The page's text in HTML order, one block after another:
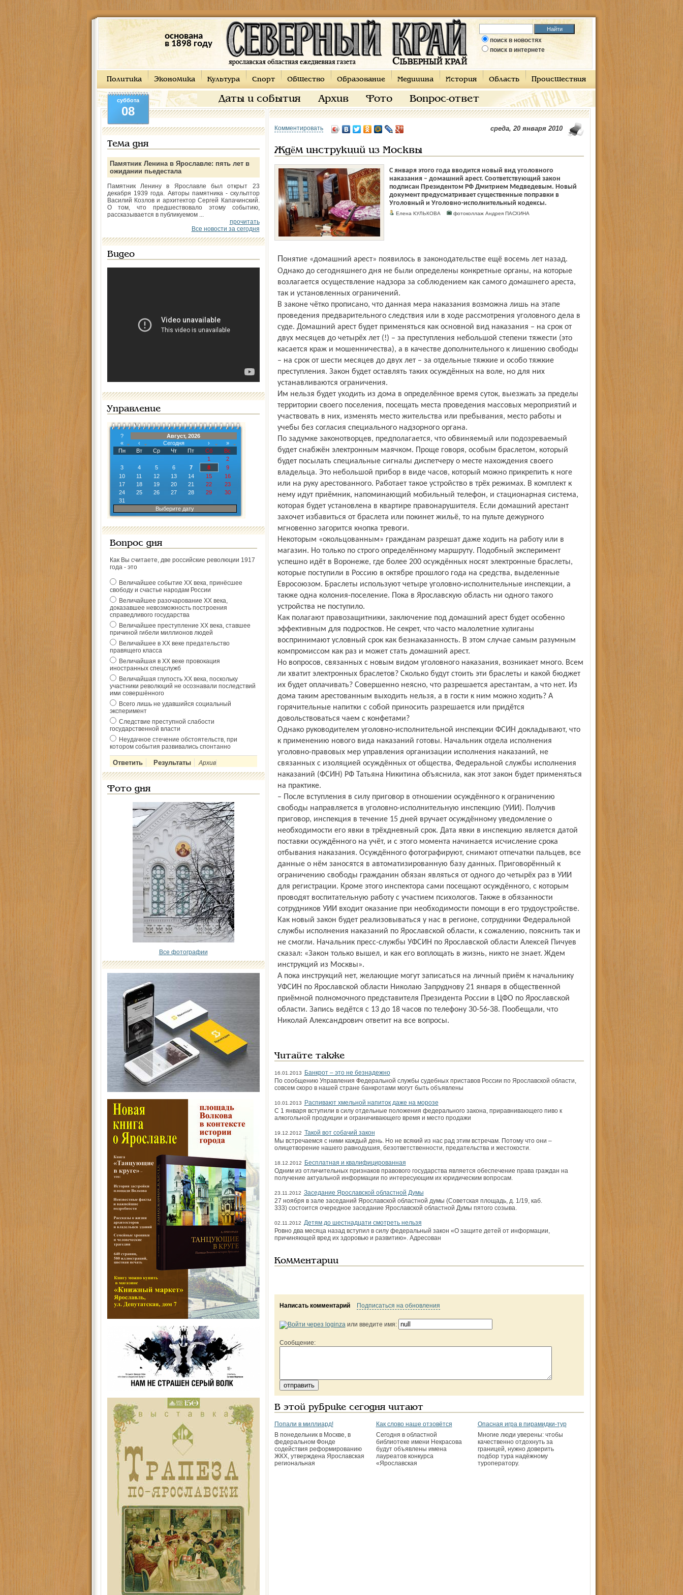
основана
в 1898 году
поиск в новостях
поиск в интернете
Политика Экономика Культура Спорт Общество Образование Медицина История Область Происшествия
Даты и события Архив Фото Вопрос-ответ
суббота
08
Тема дня
Памятник Ленина в Ярославле: пять лет в
ожидании пьедестала
Памятник Ленину в Ярославле был открыт 23
декабря 1939 года. Авторы памятника - скульптор
Василий Козлов и архитектор Сергей Капачинский.
О том, что предшествовало этому событию,
рассказывается в публикуемом ...
прочитать
Все новости за сегодня
Видео
Управление
?
Август, 2026
«
‹ Сегодня ›
»
Пн
Вт Ср Чт Пт Сб
Вс
1
2
3
4 5 6 7 8
9
10
11 12 13 14 15
16
17
18 19 20 21 22
23
24
25 26 27 28 29
30
31
Выберите дату
Вопрос дня
Как Вы считаете, две российские революции 1917
года - это
Величайшее событие ХХ века, принёсшее
свободу и счастье народам России
Величайшее разочарование ХХ века,
доказавшее невозможность построения
справедливого государства
Величайшее преступление ХХ века, ставшее
причиной гибели миллионов людей
Величайшее в ХХ веке предательство
правящего класса
Величайшая в ХХ веке провокация
иностранных спецслужб
Величайшая глупость ХХ века, поскольку
участники революций не осознавали последствий
ими совершённого
Всего лишь не удавшийся социальный
эксперимент
Следствие преступной слабости
государственной власти
Неудачное стечение обстоятельств, при
котором события развивались спонтанно
Архив
Фото дня
Все фотографии
Комментировать среда, 20 января 2010
Ждём инструкций из Москвы
С января этого года вводится новый вид уголовного
наказания – домашний арест. Соответствующий закон
подписан Президентом РФ Дмитрием Медведевым. Новый
документ предусматривает существенные поправки в
Уголовный и Уголовно-исполнительный кодексы.
Елена КУЛЬКОВА фотоколлаж Андрея ПАСХИНА
Понятие «домашний арест» появилось в законодательстве ещё восемь лет назад.
Однако до сегодняшнего дня не были определены конкретные органы, на которые
возлагается осуществление надзора за соблюдением как самого домашнего ареста,
так и установленных ограничений.
В законе чётко прописано, что данная мера наказания возможна лишь на этапе
проведения предварительного следствия или в ходе рассмотрения уголовного дела в
суде. Домашний арест будет применяться как основной вид наказания – на срок от
двух месяцев до четырёх лет (!) – за преступления небольшой степени тяжести (это
касается краж и мошенничества), а в качестве дополнительного к лишению свободы
– на срок от шести месяцев до двух лет – за отдельные тяжкие и особо тяжкие
преступления. Закон будет оставлять таких осуждённых на воле, но для них
устанавливаются ограничения.
Им нельзя будет уходить из дома в определённое время суток, выезжать за пределы
территории своего поселения, посещать места проведения массовых мероприятий и
участвовать в них, изменять место жительства или пребывания, место работы и
учебы без согласия специального надзорного органа.
По задумке законотворцев, предполагается, что обвиняемый или подозреваемый
будет снабжён электронным маячком. Проще говоря, особым браслетом, который
будет посылать специальные сигналы диспетчеру о месте нахождения своего
владельца. Это небольшой прибор в виде часов, который можно прикрепить к ноге
или на руку арестованного. Работает такое устройство в трёх режимах. В комплект к
нему идут приёмник, напоминающий мобильный телефон, и стационарная система,
которая будет установлена в квартире правонарушителя. Если домашний арестант
захочет избавиться от браслета или покинет жильё, то на пульте дежурного
мгновенно загорится кнопка тревоги.
Некоторым «окольцованным» гражданам разрешат даже ходить на работу или в
магазин. Но только по строго определённому маршруту. Подобный эксперимент
успешно идёт в Воронеже, где более 200 осуждённых носят электронные браслеты,
которые поступили в Россию в октябре прошлого года на средства, выделенные
Евросоюзом. Браслеты используют четыре уголовно-исполнительные инспекции, а
также одна колония-поселение. Пока в Ярославскую область ни одного такого
устройства не поступило.
Как полагают правозащитники, заключение под домашний арест будет особенно
эффективным для подростков. Не секрет, что часто малолетние хулиганы
воспринимают условный срок как безнаказанность. В этом случае самым разумным
компромиссом как раз и может стать домашний арест.
Но вопросов, связанных с новым видом уголовного наказания, возникает много. Всем
ли хватит электронных браслетов? Сколько будут стоить эти браслеты и какой бюджет
их будет оплачивать? Совершенно неясно, что разрешается арестантам, а что нет. Из
дома таким арестованным выходить нельзя, а в гости к ним можно ходить? А
горячительные напитки с собой приносить разрешается или придётся
довольствоваться чаем с конфетами?
Однако руководителем уголовно-исполнительной инспекции ФСИН докладывают, что
к применению нового вида наказаний готовы. Начальник отдела исполнения
уголовно-правовых мер управления организации исполнения наказаний, не
связанных с изоляцией осуждённых от общества, Федеральной службы исполнения
наказаний (ФСИН) РФ Татьяна Никитина объяснила, как этот закон будет применяться
на практике.
– После вступления в силу приговор в отношении осуждённого к ограничению
свободы направляется в уголовно-исполнительную инспекцию (УИИ). Получив
приговор, инспекция в течение 15 дней вручает осуждённому уведомление о
необходимости его явки в трёхдневный срок. Дата явки в инспекцию является датой
поставки осуждённого на учёт, и с этого момента начинается исчисление срока
отбывания наказания. Осуждённого фотографируют, снимают отпечатки пальцев, все
данные о нём заносятся в автоматизированную базу данных. Приговорённый к
ограничению свободы гражданин обязан являться от одного до четырёх раз в УИИ
для регистрации. Кроме этого инспектора сами посещают осуждённого, с которым
проводят воспитательную работу с участием психологов. Также в обязанности
сотрудников УИИ входит оказание при необходимости помощи в его трудоустройстве.
Как новый закон будет реализовываться у нас в регионе, сотрудники Федеральной
службы исполнения наказаний по Ярославской области, к сожалению, пояснить так и
не смогли. Начальник пресс-службы УФСИН по Ярославской области Алексей Пичуев
сказал: «Закон только вышел, и как его воплощать в жизнь, никто не знает. Ждем
инструкций из Москвы».
А пока инструкций нет, желающие могут записаться на личный приём к начальнику
УФСИН по Ярославской области Николаю Запруднову 21 января в общественной
приёмной полномочного представителя Президента России в ЦФО по Ярославской
области. Запись ведётся с 13 до 18 часов по телефону 30-56-38. Пообещали, что
Николай Александрович ответит на все вопросы.
Читайте также
16.01.2013
Банкрот – это не безнадежно
По сообщению Управления Федеральной службы судебных приставов России по Ярославской области,
совсем скоро в нашей стране банкротами могут быть объявлены
10.01.2013
Распивают хмельной напиток даже на морозе
С 1 января вступили в силу отдельные положения федерального закона, приравнивающего пиво к
алкогольной продукции и ограничивающего время и место продажи
19.12.2012 Такой вот собачий закон
Мы встречаемся с ними каждый день. Но не всякий из нас рад этим встречам. Потому что они –
олицетворение нашего равнодушия, безответственности, предательства и жестокости.
18.12.2012
Бесплатная и квалифицированная
Одним из отличительных признаков правового государства является обеспечение права граждан на
получение актуальной информации по интересующим их юридическим вопросам.
23.11.2012 Заседание Ярославской областной Думы
27 ноября в зале заседаний Ярославской областной думы (Советская площадь, д. 1/19, каб.
333) состоится очередное заседание Ярославской областной Думы пятого созыва.
02.11.2012 Детям до шестнадцати смотреть нельзя
Ровно два месяца назад вступил в силу федеральный закон «О защите детей от информации,
причиняющей вред их здоровью и развитию». Адресован
Комментарии
Написать комментарий Подписаться на обновления
или введите имя:
Сообщение:
В этой рубрике сегодня читают
Попали в миллиард!
В понедельник в Москве, в
федеральном Фонде
содействия реформированию
ЖКХ, утверждена Ярославская
региональная
Как слово наше отзовётся
Сегодня в областной
библиотеке имени Некрасова
будут объявлены имена
лауреатов конкурса
«Ярославская
Опасная игра в пирамидки-тур
Многие люди уверены: чтобы
качественно отдохнуть за
границей, нужно доверить
подбор тура надёжному
туроператору.